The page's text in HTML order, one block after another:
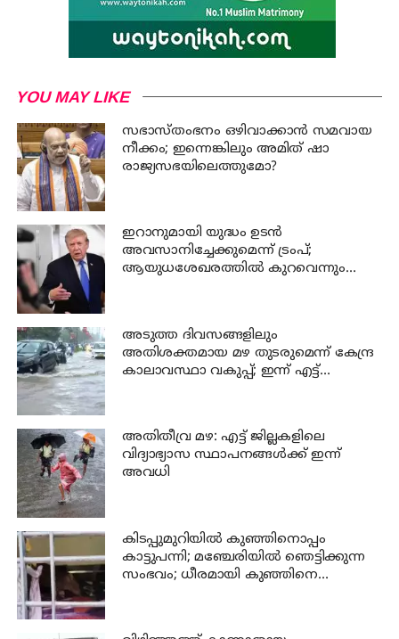
YOU MAY LIKE
സഭാസ്തംഭനം ഒഴിവാക്കാൻ സമവായ
നീക്കം; ഇന്നെങ്കിലും അമിത് ഷാ
രാജ്യസഭയിലെത്തുമോ?
ഇറാനുമായി യുദ്ധം ഉടൻ
അവസാനിച്ചേക്കുമെന്ന് ട്രംപ്;
ആയുധശേഖരത്തിൽ കുറവെന്നും
അടുത്ത ദിവസങ്ങളിലും
അതിശക്തമായ മഴ തുടരുമെന്ന് കേന്ദ്ര
കാലാവസ്ഥാ വകുപ്പ്; ഇന്ന് എട്ട്
അതിതീവ്ര മഴ: എട്ട് ജില്ലകളിലെ
വിദ്യാഭ്യാസ സ്ഥാപനങ്ങൾക്ക് ഇന്ന്
അവധി
കിടപ്പുമുറിയിൽ കുഞ്ഞിനൊപ്പം
കാട്ടുപന്നി; മഞ്ചേരിയിൽ ഞെട്ടിക്കുന്ന
സംഭവം; ധീരമായി കുഞ്ഞിനെ